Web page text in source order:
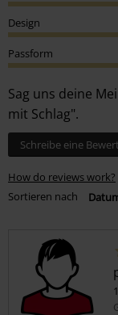
Design
Passform
Sag uns deine
mit Schlag".
Schreibe eine
How do reviews work?
Sortieren nach